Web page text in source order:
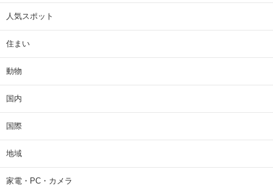
人気スポット
住まい
動物
国内
国際
地域
家電・PC・カメラ